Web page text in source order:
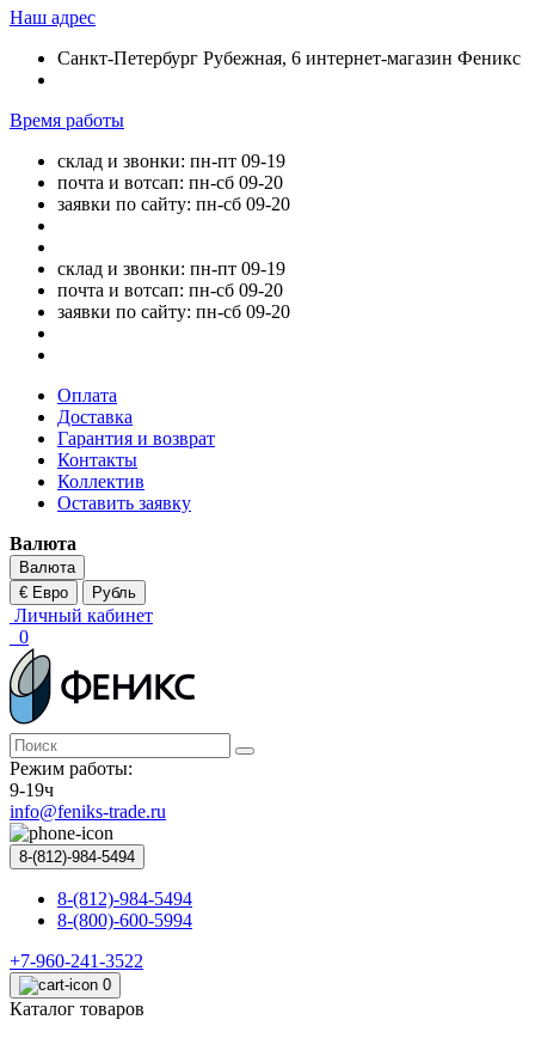
Наш адрес
Санкт-Петербург Рубежная, 6 интернет-магазин Феникс
Время работы
склад и звонки: пн-пт 09-19
почта и вотсап: пн-сб 09-20
заявки по сайту: пн-сб 09-20
склад и звонки: пн-пт 09-19
почта и вотсап: пн-сб 09-20
заявки по сайту: пн-сб 09-20
Оплата
Доставка
Гарантия и возврат
Контакты
Коллектив
Оставить заявку
Валюта
Валюта
€ Евро
Рубль
Личный кабинет
0
Режим работы:
9-19ч
info@feniks-trade.ru
8-(812)-984-5494
8-(812)-984-5494
8-(800)-600-5994
+7-960-241-3522
0
Каталог товаров